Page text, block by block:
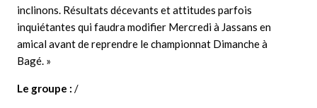
inclinons. Résultats décevants et attitudes parfois
inquiétantes qui faudra modifier Mercredi à Jassans en
amical avant de reprendre le championnat Dimanche à
Bagé. »
Le groupe : /